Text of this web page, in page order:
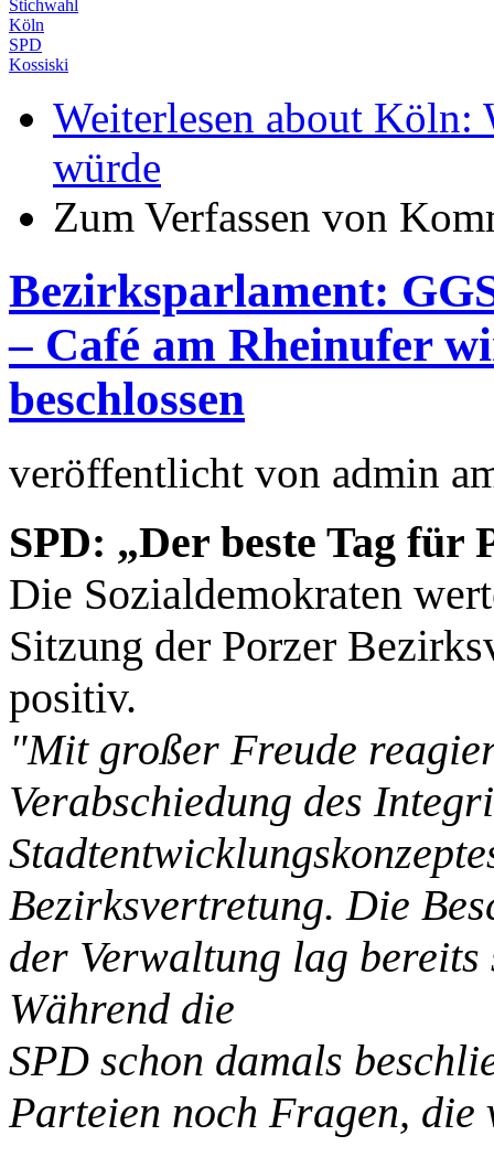
Stichwahl
Köln
SPD
Kossiski
Weiterlesen about Köln:
würde
Zum Verfassen von
Bezirksparlament:
– Café am Rheinufer
beschlossen
veröffentlicht von admin
SPD: „Der beste Tag für
Die Sozialdemokraten
Sitzung der Porzer
positiv.
"Mit großer Freude
Verabschiedung des
Bezirksvertretung. Die
der Verwaltung lag
Während die
SPD schon damals
Parteien noch Fragen, die